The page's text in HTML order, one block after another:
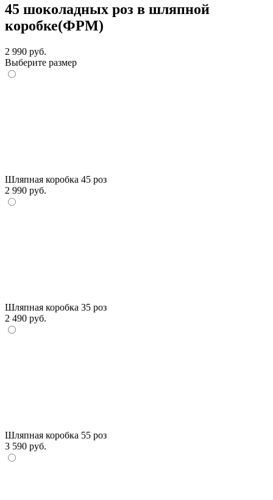
45 шоколадных роз в шляпной
коробке(ФРМ)
2 990 руб.
Выберите размер
Шляпная коробка 45 роз
2 990 руб.
Шляпная коробка 35 роз
2 490 руб.
Шляпная коробка 55 роз
3 590 руб.